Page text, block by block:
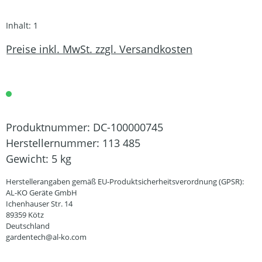
Inhalt: 1
Preise inkl. MwSt. zzgl. Versandkosten
Produktnummer: DC-100000745
Herstellernummer: 113 485
Gewicht: 5 kg
Herstellerangaben gemäß EU-Produktsicherheitsverordnung (GPSR):
AL-KO Geräte GmbH
Ichenhauser Str. 14
89359 Kötz
Deutschland
gardentech@al-ko.com